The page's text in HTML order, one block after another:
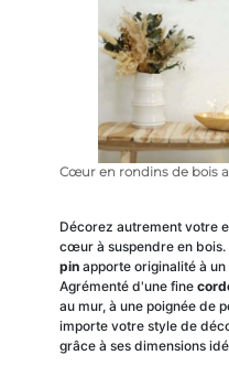
Cœur en rondins de bois
Décorez autrement votre
cœur à suspendre en
pin apporte originalité à
Agrémenté d'une fine
au mur, à une poignée de
importe votre style de
grâce à ses dimensions